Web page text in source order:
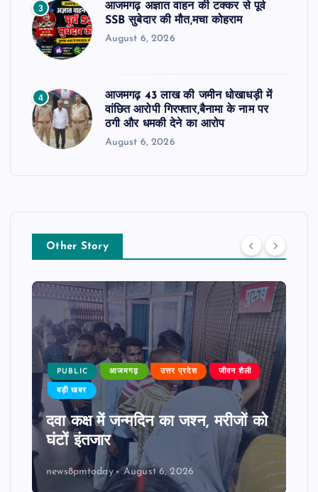
3
आजमगढ़ अज्ञात वाहन की टक्कर से पूर्व
SSB सुबेदार की मौत,मचा कोहराम
August 6, 2026
4
आजमगढ़ 43 लाख की जमीन धोखाधड़ी में
वांछित आरोपी गिरफ्तार,बैनामा के नाम पर
ठगी और धमकी देने का आरोप
August 6, 2026
Other Story
PUBLIC आजमगढ़ उत्तर प्रदेश जीवन शैली
बड़ी खबर
दवा कक्ष में जन्मदिन का जश्न, मरीजों को
घंटों इंतजार
news8pmtoday August 6, 2026